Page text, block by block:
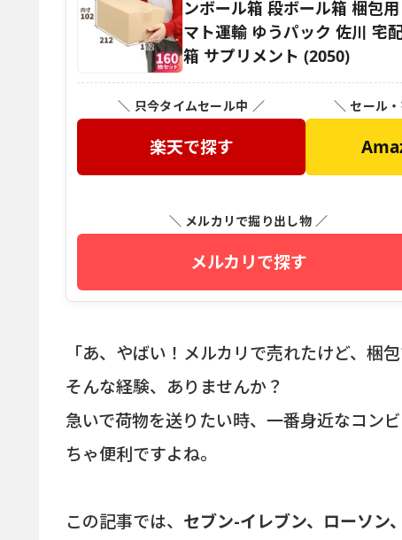
ンボール箱 段ボール箱 梱包
マト運輸 ゆうパック 佐川 宅
箱 サプリメント (2050)
＼ 只今タイムセール中 ／
楽天で探す
＼ セール
＼ メルカリで掘り出し物 ／
メルカリで探す
「あ、やばい！メルカリで売れたけど、梱
そんな経験、ありませんか？
急いで荷物を送りたい時、一番身近なコン
ちゃ便利ですよね。
この記事では、 セブン-イレブン、ローソン